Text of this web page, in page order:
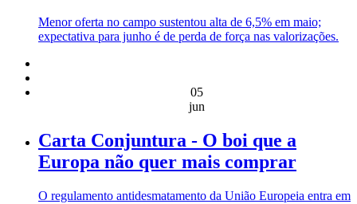
Menor oferta no campo sustentou alta de 6,5% em maio;
expectativa para junho é de perda de força nas valorizações.
05
jun
Carta Conjuntura - O boi que a
Europa não quer mais comprar
O regulamento antidesmatamento da União Europeia entra em